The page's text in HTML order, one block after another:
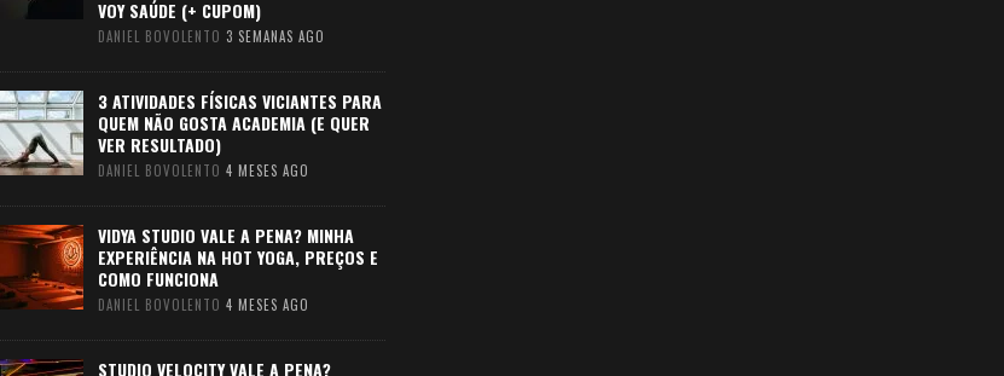
VOY SAÚDE (+ CUPOM)
DANIEL BOVOLENTO 3 SEMANAS AGO
3 ATIVIDADES FÍSICAS VICIANTES PARA
QUEM NÃO GOSTA ACADEMIA (E QUER
VER RESULTADO)
DANIEL BOVOLENTO 4 MESES AGO
VIDYA STUDIO VALE A PENA? MINHA
EXPERIÊNCIA NA HOT YOGA, PREÇOS E
COMO FUNCIONA
DANIEL BOVOLENTO 4 MESES AGO
STUDIO VELOCITY VALE A PENA?